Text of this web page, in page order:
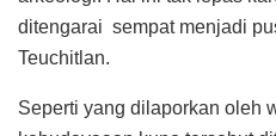
ditengarai sempat menjadi
Teuchitlan.
Seperti yang dilaporkan oleh